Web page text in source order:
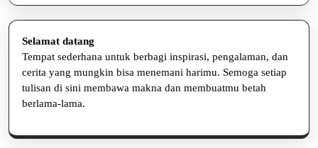
Selamat datang
Tempat sederhana untuk berbagi inspirasi, pengalaman, dan
cerita yang mungkin bisa menemani harimu. Semoga setiap
tulisan di sini membawa makna dan membuatmu betah
berlama-lama.